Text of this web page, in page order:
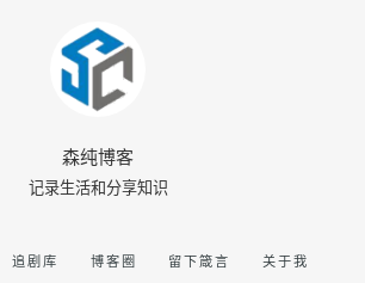
森纯博客
记录生活和分享知识
追剧库 博客圈 留下箴言 关于我